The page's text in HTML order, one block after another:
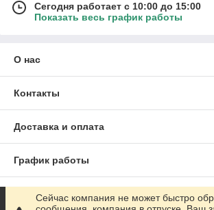
Сегодня работает с 10:00 до 15:00
Показать весь график работы
О нас
Контакты
Доставка и оплата
График работы
Полная версия сайта
Сейчас компания не может быстро